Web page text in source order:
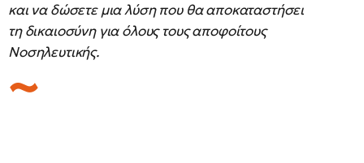
και να δώσετε μια λύση που θα αποκαταστήσει
τη δικαιοσύνη για όλους τους αποφοίτους
Νοσηλευτικής.